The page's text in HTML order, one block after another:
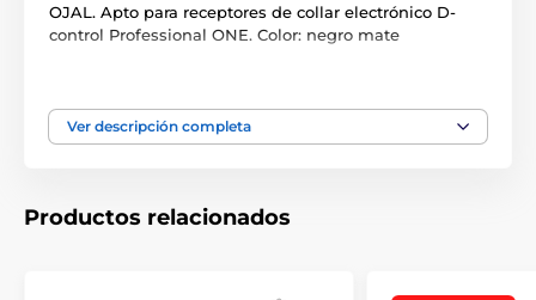
OJAL. Apto para receptores de collar electrónico D-
control Professional ONE. Color: negro mate
Las especificaciones técnicas pueden cambiar sin
previo aviso. Las imágenes tienen únicamente
Ver descripción completa
Productos relacionados